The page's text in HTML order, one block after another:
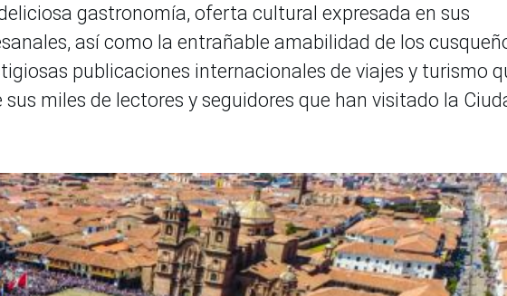
gastronomía, oferta cultural expresada en sus
así como la entrañable amabilidad de los
publicaciones internacionales de viajes y turismo
miles de lectores y seguidores que han visitado la